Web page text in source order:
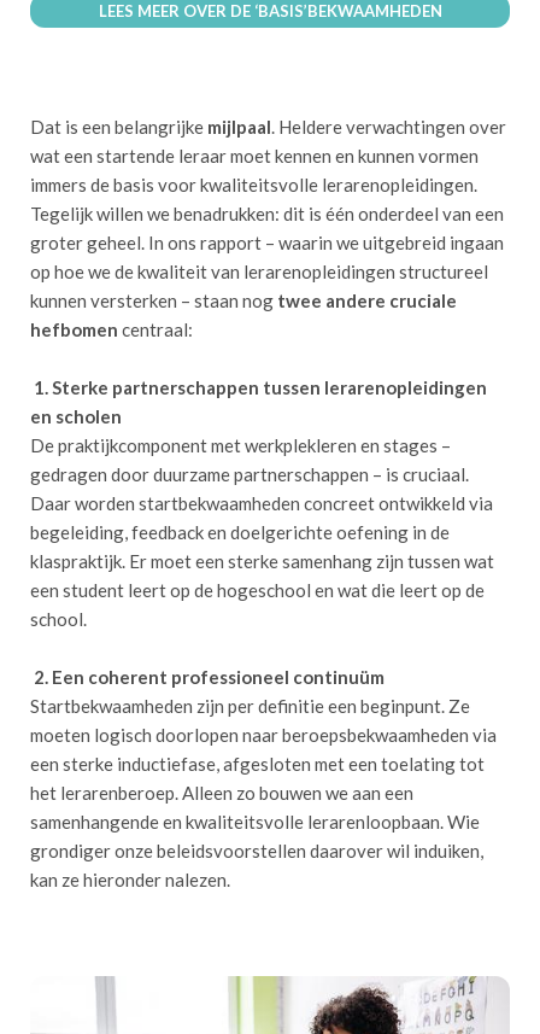
LEES MEER OVER DE ‘BASIS’BEKWAAMHEDEN
Dat is een belangrijke mijlpaal. Heldere verwachtingen over
wat een startende leraar moet kennen en kunnen vormen
immers de basis voor kwaliteitsvolle lerarenopleidingen.
Tegelijk willen we benadrukken: dit is één onderdeel van een
groter geheel. In ons rapport – waarin we uitgebreid ingaan
op hoe we de kwaliteit van lerarenopleidingen structureel
kunnen versterken – staan nog twee andere cruciale
hefbomen centraal:
1. Sterke partnerschappen tussen lerarenopleidingen
en scholen
De praktijkcomponent met werkplekleren en stages –
gedragen door duurzame partnerschappen – is cruciaal.
Daar worden startbekwaamheden concreet ontwikkeld via
begeleiding, feedback en doelgerichte oefening in de
klaspraktijk. Er moet een sterke samenhang zijn tussen wat
een student leert op de hogeschool en wat die leert op de
school.
2. Een coherent professioneel continuüm
Startbekwaamheden zijn per definitie een beginpunt. Ze
moeten logisch doorlopen naar beroepsbekwaamheden via
een sterke inductiefase, afgesloten met een toelating tot
het lerarenberoep. Alleen zo bouwen we aan een
samenhangende en kwaliteitsvolle lerarenloopbaan. Wie
grondiger onze beleidsvoorstellen daarover wil induiken,
kan ze hieronder nalezen.